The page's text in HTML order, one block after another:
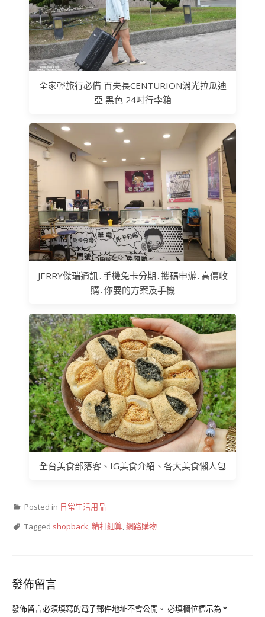
全家輕旅行必備 百夫長CENTURION消光拉瓜迪
亞 黑色 24吋行李箱
JERRY傑瑞通訊․手機免卡分期․攜碼申辦․高價收
購․你要的方案及手機
全台美食部落客、IG美食介紹、各大美食懶人包
Posted in 日常生活用品
Tagged shopback,精打細算,網路購物
發佈留言
發佈留言必須填寫的電子郵件地址不會公開。 必填欄位標示為*